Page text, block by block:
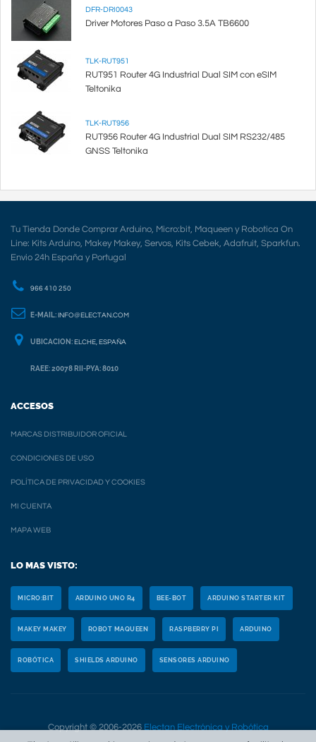
DFR-DRI0043
Driver Motores Paso a Paso 3.5A TB6600
TLK-RUT951
RUT951 Router 4G Industrial Dual SIM con eSIM
Teltonika
TLK-RUT956
RUT956 Router 4G Industrial Dual SIM RS232/485
GNSS Teltonika
Tu Tienda Donde Comprar Arduino, Micro:bit, Maqueen y Robotica On
Line: Kits Arduino, Makey Makey, Servos, Kits Cebek, Adafruit, Sparkfun.
Envio 24h España y Portugal
966 410 250
E-MAIL: INFO@ELECTAN.COM
UBICACION: ELCHE, ESPAÑA
RAEE: 20078 RII-PYA: 8010
ACCESOS
MARCAS DISTRIBUIDOR OFICIAL
CONDICIONES DE USO
POLÍTICA DE PRIVACIDAD Y COOKIES
MI CUENTA
MAPA WEB
LO MAS VISTO:
MICRO:BIT ARDUINO UNO R4 BEE-BOT ARDUINO STARTER KIT
MAKEY MAKEY ROBOT MAQUEEN RASPBERRY PI ARDUINO
ROBÓTICA SHIELDS ARDUINO SENSORES ARDUINO
Copyright © 2006-2026 Electan Electrónica y Robótica